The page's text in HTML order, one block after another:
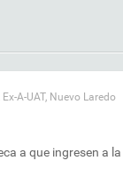
Ex-A-UAT, Nuevo Laredo
a que ingresen a